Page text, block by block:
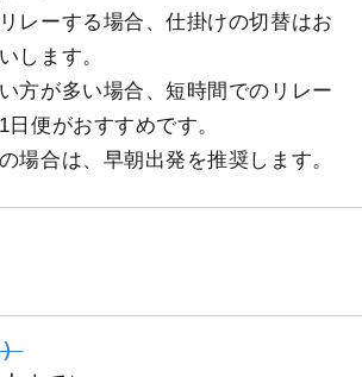
レーする場合、仕掛けの切替はお
します。
方が多い場合、短時間でのリレー
便がおすすめです。
場合は、早朝出発を推奨します。